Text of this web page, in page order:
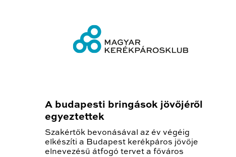
A budapesti bringások jövőjéről
egyeztettek
Szakértők bevonásával az év végéig
elkészíti a Budapest kerékpáros jövője
elnevezésű átfogó tervet a főváros